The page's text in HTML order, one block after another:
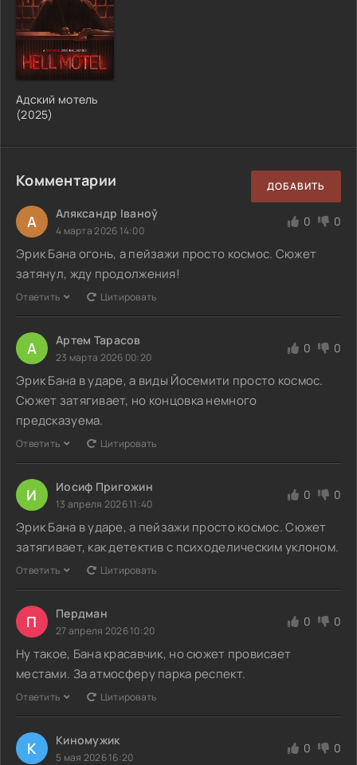
Адский мотель
(2025)
Комментарии ДОБАВИТЬ
А Аляксандр Іваноў
4 марта 2026 14:00
0 0
Эрик Бана огонь, а пейзажи просто космос. Сюжет
затянул, жду продолжения!
Ответить Цитировать
А Артем Тарасов
23 марта 2026 00:20
0 0
Эрик Бана в ударе, а виды Йосемити просто космос.
Сюжет затягивает, но концовка немного
предсказуема.
Ответить Цитировать
И Иосиф Пригожин
13 апреля 2026 11:40
0 0
Эрик Бана в ударе, а пейзажи просто космос. Сюжет
затягивает, как детектив с психоделическим уклоном.
Ответить Цитировать
П Пердман
27 апреля 2026 10:20
0 0
Ну такое, Бана красавчик, но сюжет провисает
местами. За атмосферу парка респект.
Ответить Цитировать
К Киномужик
5 мая 2026 16:20
0 0